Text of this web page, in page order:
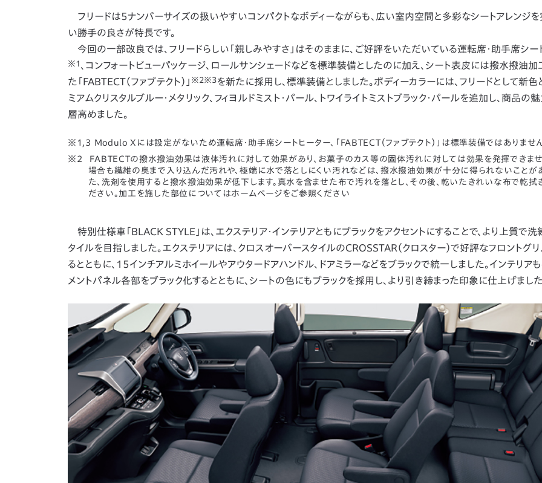
フリードは5ナンバーサイズの扱いやすいコンパクトなボディーながらも、広い室内空間と多彩なシートアレンジ
い勝手の良さが特長です。
今回の一部改良では、フリードらしい「親しみやすさ」はそのままに、ご好評をいただいている運転席・助手席シー
※1 、コンフォートビューパッケージ、ロールサンシェードなどを標準装備としたのに加え、シート表皮には撥水撥油
た「FABTECT（ファブテクト）」 ※2※3を新たに採用し、標準装備としました。ボディーカラーには、フリードとして新色
ミアムクリスタルブルー・メタリック、フィヨルドミスト・パール、トワイライトミストブラック・パールを追加し、商品の
層高めました。
※1,3 Modulo Xには設定がないため運転席・助手席シートヒーター、「FABTECT（ファブテクト）」は標準装備ではありませ
FABTECTの撥水撥油効果は液体汚れに対して効果があり、お菓子のカス等の固体汚れに対しては効果を発揮できま
場合も繊維の奥まで入り込んだ汚れや、極端に水で落としにくい汚れなどは、撥水撥油効果が十分に得られないことが
た、洗剤を使用すると撥水撥油効果が低下します。真水を含ませた布で汚れを落とし、その後、乾いたきれいな布で乾拭
ださい。加工を施した部位についてはホームページをご参照ください
特別仕様車「BLACK STYLE」は、エクステリア・インテリアともにブラックをアクセントにすることで、より上質で
タイルを目指しました。エクステリアには、クロスオーバースタイルのCROSSTAR（クロスター）で好評なフロントグ
るとともに、15インチアルミホイールやアウタードアハンドル、ドアミラーなどをブラックで統一しました。インテリア
メントパネル各部をブラック化するとともに、シートの色にもブラックを採用し、より引き締まった印象に仕上げました